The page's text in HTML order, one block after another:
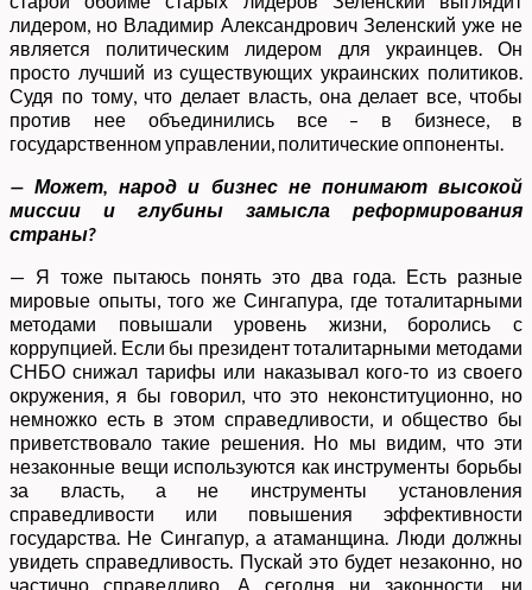
лидером, но Владимир Александрович Зеленский уже не
является политическим лидером для украинцев. Он
просто лучший из существующих украинских политиков.
Судя по тому, что делает власть, она делает все, чтобы
против нее объединились все – в бизнесе, в
государственном управлении, политические оппоненты.
— Может, народ и бизнес не понимают высокой
миссии и глубины замысла реформирования
страны?
— Я тоже пытаюсь понять это два года. Есть разные
мировые опыты, того же Сингапура, где тоталитарными
методами повышали уровень жизни, боролись с
коррупцией. Если бы президент тоталитарными методами
СНБО снижал тарифы или наказывал кого-то из своего
окружения, я бы говорил, что это неконституционно, но
немножко есть в этом справедливости, и общество бы
приветствовало такие решения. Но мы видим, что эти
незаконные вещи используются как инструменты борьбы
за власть, а не инструменты установления
справедливости или повышения эффективности
государства. Не Сингапур, а атаманщина. Люди должны
увидеть справедливость. Пускай это будет незаконно, но
частично справедливо. А сегодня ни законности, ни